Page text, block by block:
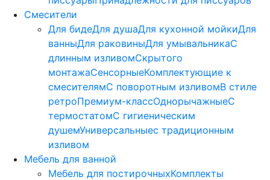
Смесители
Для бидеДля душаДля кухонной мойкиДля
ванныДля раковиныДля умывальникаС
длинным изливомСкрытого
монтажаСенсорныеКомплектующие к
смесителямС поворотным изливомВ стиле
ретроПремиум-классОднорычажныеС
термостатомС гигиеническим
душемУниверсальныес традиционным
изливом
Мебель для ванной
Мебель для постирочныхКомплекты